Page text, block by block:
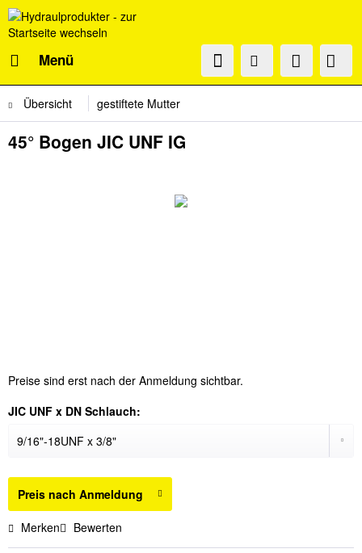
Menü
Übersicht gestiftete Mutter
45° Bogen JIC UNF IG
Preise sind erst nach der Anmeldung sichtbar.
JIC UNF x DN Schlauch:
Preis nach Anmeldung
Merken Bewerten